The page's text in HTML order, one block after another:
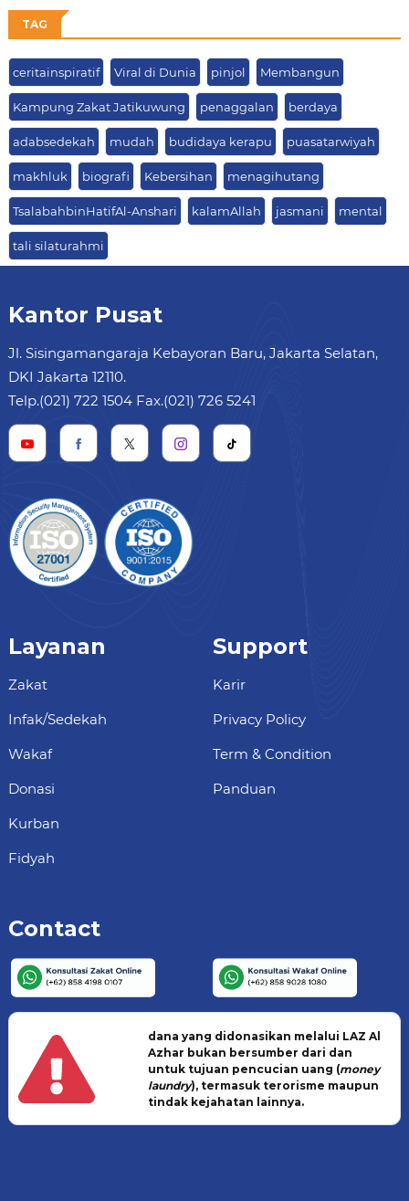
TAG
ceritainspiratif Viral di Dunia pinjol Membangun
Kampung Zakat Jatikuwung penaggalan berdaya
adabsedekah mudah budidaya kerapu puasatarwiyah
makhluk biografi Kebersihan menagihutang
TsalabahbinHatifAl-Anshari kalamAllah jasmani mental
tali silaturahmi
Kantor Pusat
Jl. Sisingamangaraja Kebayoran Baru, Jakarta Selatan,
DKI Jakarta 12110.
Telp.(021) 722 1504 Fax.(021) 726 5241
Layanan
Zakat
Infak/Sedekah
Wakaf
Donasi
Kurban
Fidyah
Support
Karir
Privacy Policy
Term & Condition
Panduan
Contact
dana yang didonasikan melalui LAZ Al
Azhar bukan bersumber dari dan
untuk tujuan pencucian uang (money
laundry), termasuk terorisme maupun
tindak kejahatan lainnya.